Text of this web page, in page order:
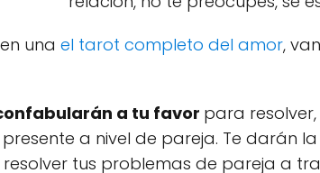
una el tarot completo del amor,
a tu favor para
a nivel de pareja. Te darán
tus problemas de pareja a